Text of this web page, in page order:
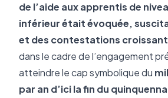
de l’aide aux apprentis de
inférieur était évoquée,
et des contestations
dans le cadre de l’engagement
atteindre le cap symbolique du
par an d’ici la fin du